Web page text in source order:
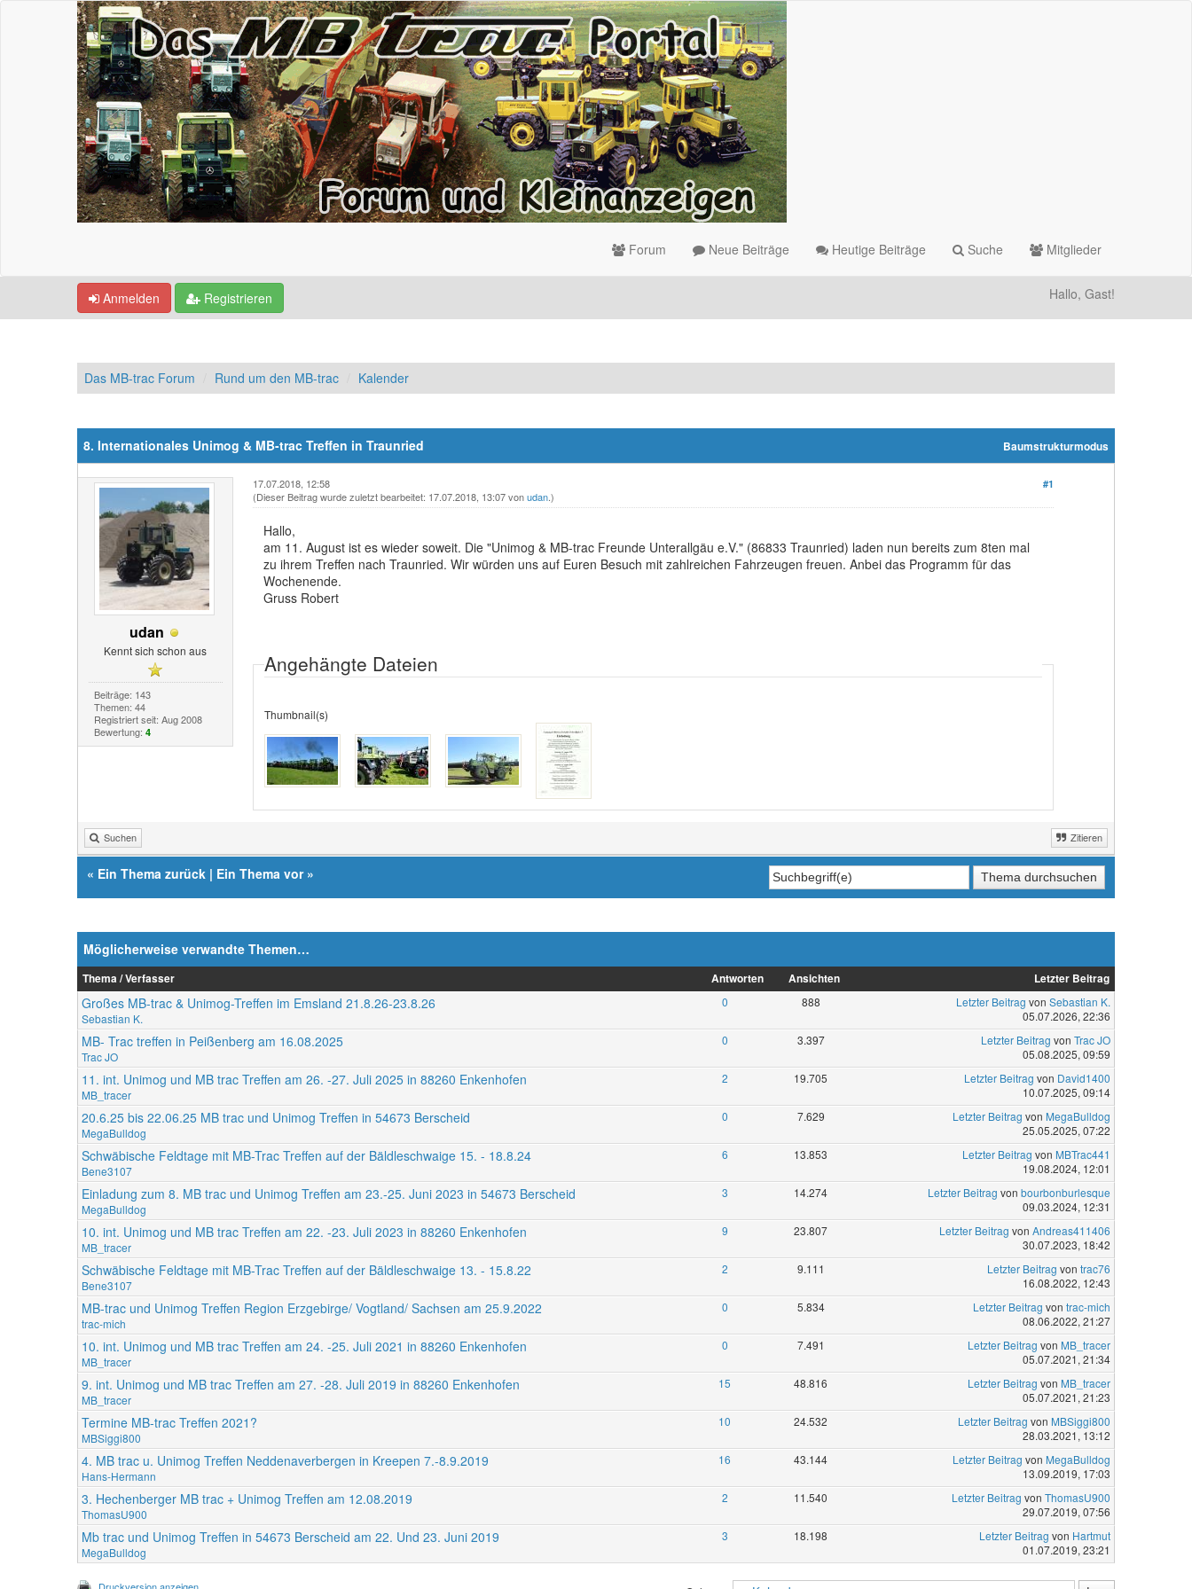
Forum Neue Beiträge Heutige Beiträge Suche Mitglieder
Anmelden Registrieren Hallo, Gast!
Das MB-trac Forum Rund um den MB-trac Kalender
Baumstrukturmodus
8. Internationales Unimog & MB-trac Treffen in Traunried
udan
Kennt sich schon aus
Beiträge: 143
Themen: 44
Registriert seit: Aug 2008
Bewertung: 4
#1
17.07.2018, 12:58
(Dieser Beitrag wurde zuletzt bearbeitet: 17.07.2018, 13:07 vonudan.)
Hallo,
am 11. August ist es wieder soweit. Die "Unimog & MB-trac Freunde Unterallgäu e.V." (86833 Traunried) laden nun bereits zum 8ten mal
zu ihrem Treffen nach Traunried. Wir würden uns auf Euren Besuch mit zahlreichen Fahrzeugen freuen. Anbei das Programm für das
Wochenende.
Gruss Robert
Angehängte Dateien
Thumbnail(s)
Suchen Zitieren
« Ein Thema zurück | Ein Thema vor»
Möglicherweise verwandte Themen…
Thema / Verfasser Antworten Ansichten Letzter Beitrag
Großes MB-trac & Unimog-Treffen im Emsland 21.8.26-23.8.26
Sebastian K.
0 888 Letzter Beitrag von Sebastian K.
05.07.2026, 22:36
MB- Trac treffen in Peißenberg am 16.08.2025
Trac JO
0 3.397 Letzter Beitrag von Trac JO
05.08.2025, 09:59
11. int. Unimog und MB trac Treffen am 26. -27. Juli 2025 in 88260 Enkenhofen
MB_tracer
2 19.705 Letzter Beitrag von David1400
10.07.2025, 09:14
20.6.25 bis 22.06.25 MB trac und Unimog Treffen in 54673 Berscheid
MegaBulldog
0 7.629 Letzter Beitrag von MegaBulldog
25.05.2025, 07:22
Schwäbische Feldtage mit MB-Trac Treffen auf der Bäldleschwaige 15. - 18.8.24
Bene3107
6 13.853 Letzter Beitrag von MBTrac441
19.08.2024, 12:01
Einladung zum 8. MB trac und Unimog Treffen am 23.-25. Juni 2023 in 54673 Berscheid
MegaBulldog
3 14.274 Letzter Beitrag von bourbonburlesque
09.03.2024, 12:31
10. int. Unimog und MB trac Treffen am 22. -23. Juli 2023 in 88260 Enkenhofen
MB_tracer
9 23.807 Letzter Beitrag von Andreas411406
30.07.2023, 18:42
Schwäbische Feldtage mit MB-Trac Treffen auf der Bäldleschwaige 13. - 15.8.22
Bene3107
2 9.111 Letzter Beitrag von trac76
16.08.2022, 12:43
MB-trac und Unimog Treffen Region Erzgebirge/ Vogtland/ Sachsen am 25.9.2022
trac-mich
0 5.834 Letzter Beitrag von trac-mich
08.06.2022, 21:27
10. int. Unimog und MB trac Treffen am 24. -25. Juli 2021 in 88260 Enkenhofen
MB_tracer
0 7.491 Letzter Beitrag von MB_tracer
05.07.2021, 21:34
9. int. Unimog und MB trac Treffen am 27. -28. Juli 2019 in 88260 Enkenhofen
MB_tracer
15 48.816 Letzter Beitrag von MB_tracer
05.07.2021, 21:23
Termine MB-trac Treffen 2021?
MBSiggi800
10 24.532 Letzter Beitrag von MBSiggi800
28.03.2021, 13:12
4. MB trac u. Unimog Treffen Neddenaverbergen in Kreepen 7.-8.9.2019
Hans-Hermann
16 43.144 Letzter Beitrag von MegaBulldog
13.09.2019, 17:03
3. Hechenberger MB trac + Unimog Treffen am 12.08.2019
ThomasU900
2 11.540 Letzter Beitrag von ThomasU900
29.07.2019, 07:56
Mb trac und Unimog Treffen in 54673 Berscheid am 22. Und 23. Juni 2019
MegaBulldog
3 18.198 Letzter Beitrag von Hartmut
01.07.2019, 23:21